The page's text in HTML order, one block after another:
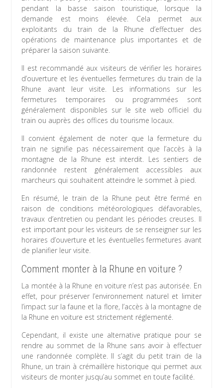
pendant la basse saison touristique, lorsque la
demande est moins élevée. Cela permet aux
exploitants du train de la Rhune d’effectuer des
opérations de maintenance plus importantes et de
préparer la saison suivante.
Il est recommandé aux visiteurs de vérifier les horaires
d’ouverture et les éventuelles fermetures du train de la
Rhune avant leur visite. Les informations sur les
fermetures temporaires ou programmées sont
généralement disponibles sur le site web officiel du
train ou auprès des offices du tourisme locaux.
Il convient également de noter que la fermeture du
train ne signifie pas nécessairement que l’accès à la
montagne de la Rhune est interdit. Les sentiers de
randonnée restent généralement accessibles aux
marcheurs qui souhaitent atteindre le sommet à pied.
En résumé, le train de la Rhune peut être fermé en
raison de conditions météorologiques défavorables,
travaux d’entretien ou pendant les périodes creuses. Il
est important pour les visiteurs de se renseigner sur les
horaires d’ouverture et les éventuelles fermetures avant
de planifier leur visite.
Comment monter à la Rhune en voiture ?
La montée à la Rhune en voiture n’est pas autorisée. En
effet, pour préserver l’environnement naturel et limiter
l’impact sur la faune et la flore, l’accès à la montagne de
la Rhune en voiture est strictement réglementé.
Cependant, il existe une alternative pratique pour se
rendre au sommet de la Rhune sans avoir à effectuer
une randonnée complète. Il s’agit du petit train de la
Rhune, un train à crémaillère historique qui permet aux
visiteurs de monter jusqu’au sommet en toute facilité.